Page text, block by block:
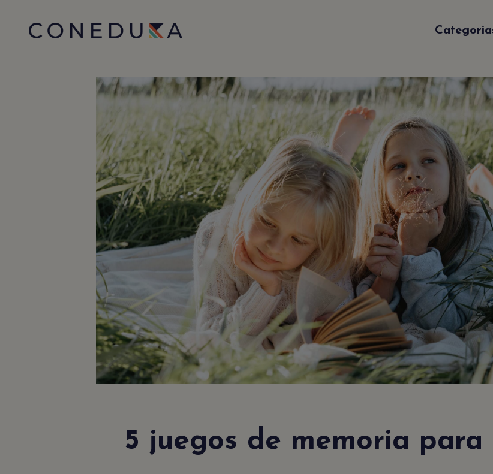
5 juegos de memoria para
Sé el primero en
Suscribirte a nuestro Newsletter es
fácil. Sólo déjanos tu emal y
actualizaciones de nuestro blog y
especiales.
Acepto
la
politica de
privacidad
y
el